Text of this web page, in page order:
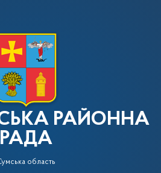
РАЙОННА
РАДА
область